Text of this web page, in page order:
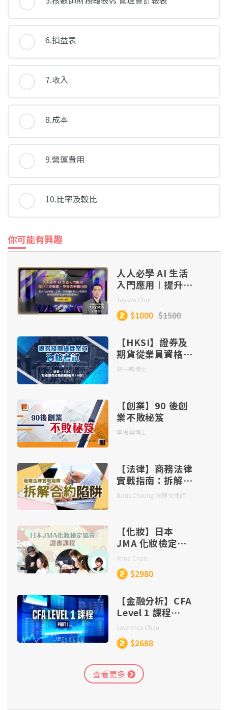
6.損益表
7.收入
8.成本
9.營運費用
10.比率及較比
你可能有興趣
人人必學 AI 生活
入門應用︱提升工
作賺錢、學習效率
翻 10 倍
Tayson Chui
$1000 $1500
【HKSI】證券及
期貨從業員資格考
試 ：試卷一（上）
林一鳴博士
【創業】90 後創
業不敗秘笈
李根興博士
【法律】商務法律
實戰指南：拆解合
約陷阱
Boris Cheung 張博文律師
【化妝】日本
JMA 化妝檢定協
會證書課程
Anna Chan
$2980
【金融分析】CFA
Level 1 課程
(Part 1)
Lawrence Chau
$2688
查看更多